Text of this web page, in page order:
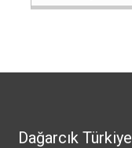
Dağarcık Türkiye